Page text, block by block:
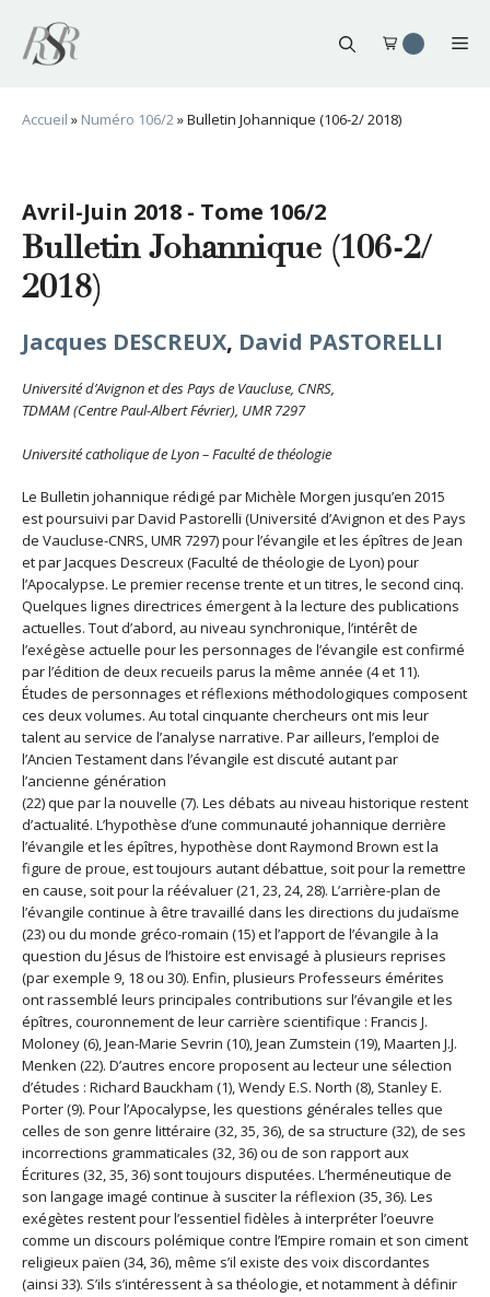
contenu
Accueil » Numéro 106/2»Bulletin Johannique (106-2/ 2018)
Avril-Juin 2018 - Tome 106/2
Bulletin Johannique (106-2/
2018)
Jacques DESCREUX, David PASTORELLI
Université d’Avignon et des Pays de Vaucluse, CNRS,
TDMAM (Centre Paul-Albert Février), UMR 7297
Université catholique de Lyon – Faculté de théologie
Le Bulletin johannique rédigé par Michèle Morgen jusqu’en 2015
est poursuivi par David Pastorelli (Université d’Avignon et des Pays
de Vaucluse-CNRS, UMR 7297) pour l’évangile et les épîtres de Jean
et par Jacques Descreux (Faculté de théologie de Lyon) pour
l’Apocalypse. Le premier recense trente et un titres, le second cinq.
Quelques lignes directrices émergent à la lecture des publications
actuelles. Tout d’abord, au niveau synchronique, l’intérêt de
l’exégèse actuelle pour les personnages de l’évangile est confirmé
par l’édition de deux recueils parus la même année (4 et 11).
Études de personnages et réflexions méthodologiques composent
ces deux volumes. Au total cinquante chercheurs ont mis leur
talent au service de l’analyse narrative. Par ailleurs, l’emploi de
l’Ancien Testament dans l’évangile est discuté autant par
l’ancienne génération
(22) que par la nouvelle (7). Les débats au niveau historique restent
d’actualité. L’hypothèse d’une communauté johannique derrière
l’évangile et les épîtres, hypothèse dont Raymond Brown est la
figure de proue, est toujours autant débattue, soit pour la remettre
en cause, soit pour la réévaluer (21, 23, 24, 28). L’arrière-plan de
l’évangile continue à être travaillé dans les directions du judaïsme
(23) ou du monde gréco-romain (15) et l’apport de l’évangile à la
question du Jésus de l’histoire est envisagé à plusieurs reprises
(par exemple 9, 18 ou 30). Enfin, plusieurs Professeurs émérites
ont rassemblé leurs principales contributions sur l’évangile et les
épîtres, couronnement de leur carrière scientifique : Francis J.
Moloney (6), Jean-Marie Sevrin (10), Jean Zumstein (19), Maarten J.J.
Menken (22). D’autres encore proposent au lecteur une sélection
d’études : Richard Bauckham (1), Wendy E.S. North (8), Stanley E.
Porter (9). Pour l’Apocalypse, les questions générales telles que
celles de son genre littéraire (32, 35, 36), de sa structure (32), de ses
incorrections grammaticales (32, 36) ou de son rapport aux
Écritures (32, 35, 36) sont toujours disputées. L’herméneutique de
son langage imagé continue à susciter la réflexion (35, 36). Les
exégètes restent pour l’essentiel fidèles à interpréter l’oeuvre
comme un discours polémique contre l’Empire romain et son ciment
religieux païen (34, 36), même s’il existe des voix discordantes
(ainsi 33). S’ils s’intéressent à sa théologie, et notamment à définir